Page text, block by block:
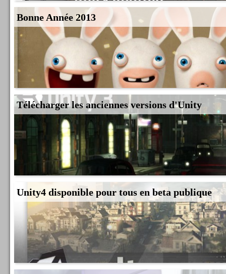
Bonne Année 2013
Télécharger les anciennes versions d'Unity
Unity4 disponible pour tous en beta publique